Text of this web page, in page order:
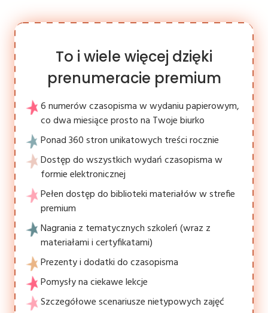
To i wiele więcej dzięki
prenumeracie premium
6 numerów czasopisma w wydaniu papierowym,
co dwa miesiące prosto na Twoje biurko
Ponad 360 stron unikatowych treści rocznie
Dostęp do wszystkich wydań czasopisma w
formie elektronicznej
Pełen dostęp do biblioteki materiałów w strefie
premium
Nagrania z tematycznych szkoleń (wraz z
materiałami i certyfikatami)
Prezenty i dodatki do czasopisma
Pomysły na ciekawe lekcje
Szczegółowe scenariusze nietypowych zajęć